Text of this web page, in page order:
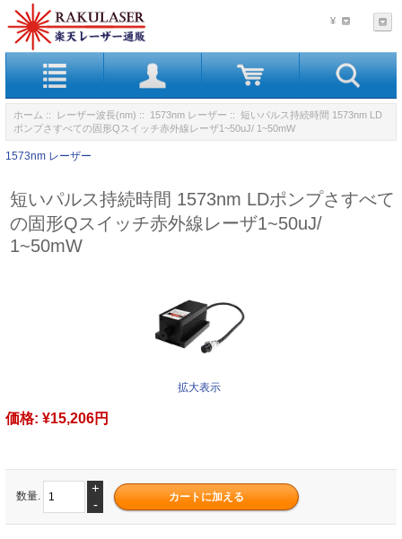
¥
ホーム :: レーザー波長(nm) :: 1573nm レーザー :: 短いパルス持続時間 1573nm LD
ポンプさすべての固形Qスイッチ赤外線レーザ1~50uJ/ 1~50mW
1573nm レーザー
短いパルス持続時間 1573nm LDポンプさすべて
の固形Qスイッチ赤外線レーザ1~50uJ/
1~50mW
拡大表示
価格: ¥15,206円
数量.
+
-